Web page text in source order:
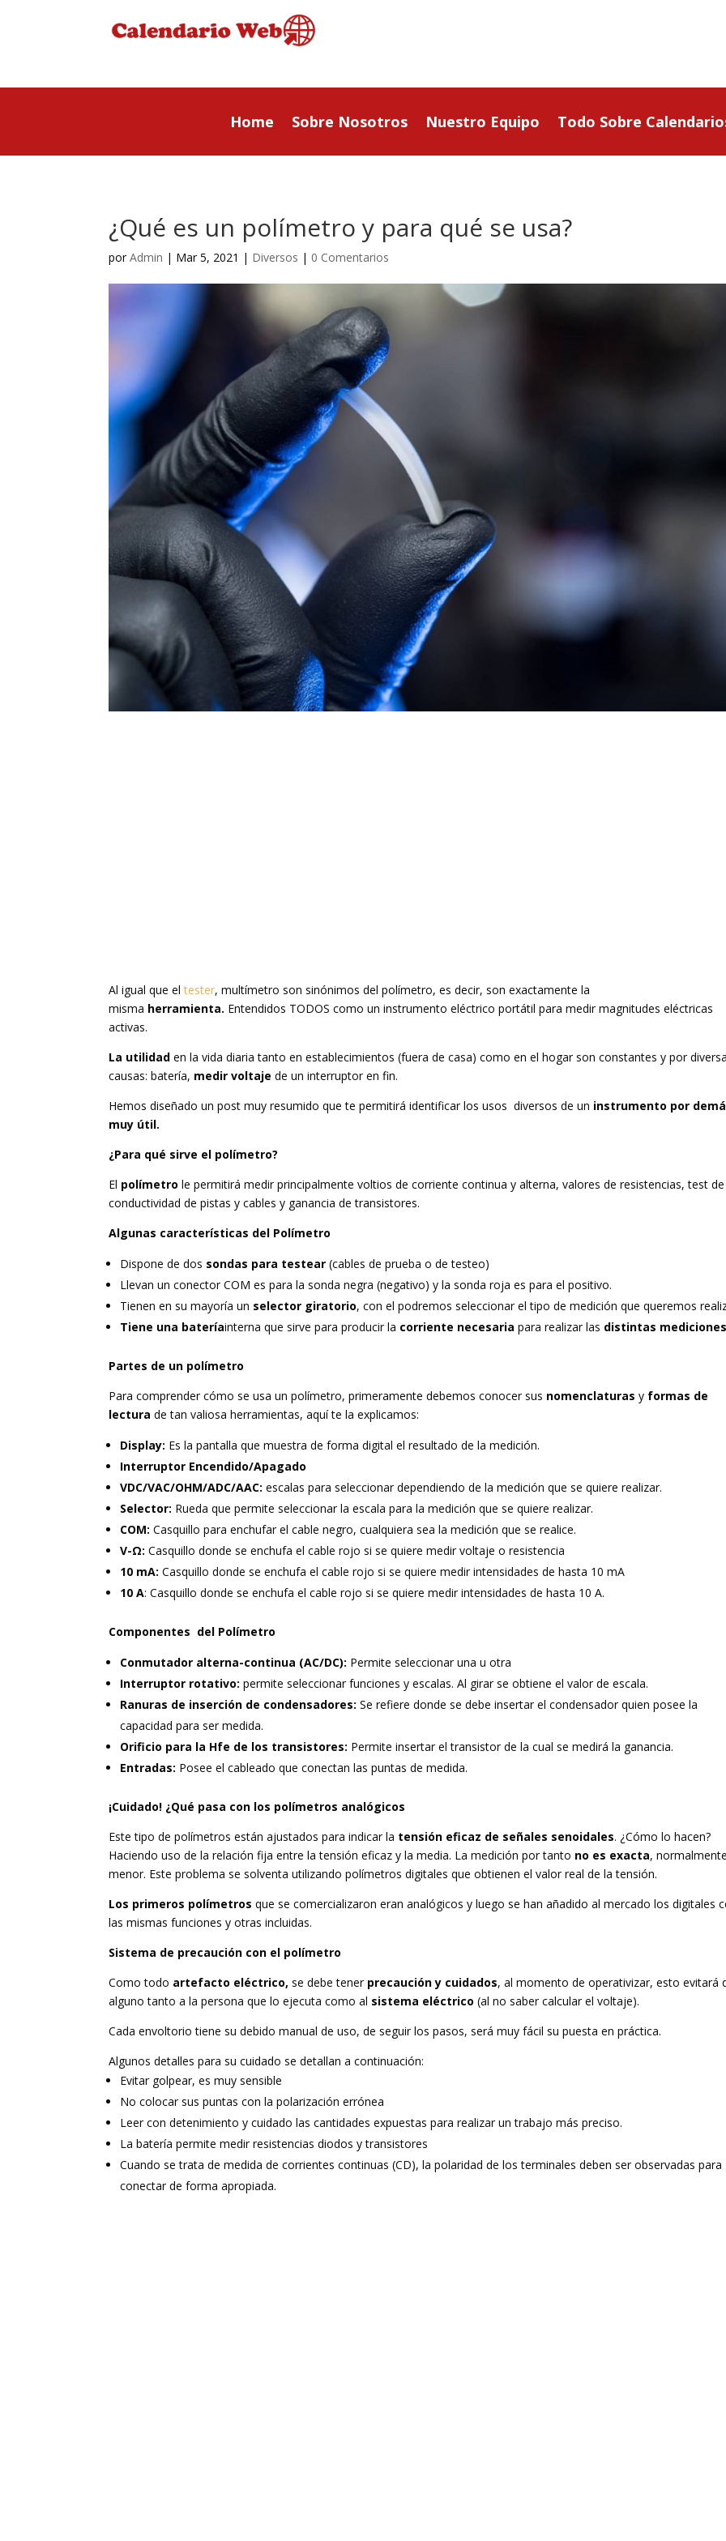
Home Sobre Nosotros Nuestro Equipo Todo Sobre
¿Qué es un polímetro y para qué se usa?
porAdmin | Mar 5, 2021 | Diversos | 0 Comentarios
Al igual que eltester, multímetro son sinónimos del polímetro, es decir, son exactamente la
misma herramienta. Entendidos TODOS como un instrumento eléctrico portátil para medir magnitudes eléctricas
activas.
La utilidad en la vida diaria tanto en establecimientos (fuera de casa) como en el hogar son constantes y por
causas: batería, medir voltaje de un interruptor en fin.
Hemos diseñado un post muy resumido que te permitirá identificar los usos diversos de un instrumento por
muy útil.
¿Para qué sirve el polímetro?
El polímetro le permitirá medir principalmente voltios de corriente continua y alterna, valores de resistencias, test de
conductividad de pistas y cables y ganancia de transistores.
Algunas características del Polímetro
Dispone de dos sondas para testear (cables de prueba o de testeo)
Llevan un conector COM es para la sonda negra (negativo) y la sonda roja es para el positivo.
Tienen en su mayoría un selector giratorio, con el podremos seleccionar el tipo de medición que queremos
Tiene una bateríainterna que sirve para producir la corriente necesaria para realizar las distintas
Partes de un polímetro
Para comprender cómo se usa un polímetro, primeramente debemos conocer sus nomenclaturasy formas de
lectura de tan valiosa herramientas, aquí te la explicamos:
Display: Es la pantalla que muestra de forma digital el resultado de la medición.
Interruptor Encendido/Apagado
VDC/VAC/OHM/ADC/AAC: escalas para seleccionar dependiendo de la medición que se quiere realizar.
Selector: Rueda que permite seleccionar la escala para la medición que se quiere realizar.
COM: Casquillo para enchufar el cable negro, cualquiera sea la medición que se realice.
V-Ω: Casquillo donde se enchufa el cable rojo si se quiere medir voltaje o resistencia
10 mA: Casquillo donde se enchufa el cable rojo si se quiere medir intensidades de hasta 10 mA
10 A: Casquillo donde se enchufa el cable rojo si se quiere medir intensidades de hasta 10 A.
Componentes del Polímetro
Conmutador alterna-continua (AC/DC): Permite seleccionar una u otra
Interruptor rotativo: permite seleccionar funciones y escalas. Al girar se obtiene el valor de escala.
Ranuras de inserción de condensadores: Se refiere donde se debe insertar el condensador quien posee la
capacidad para ser medida.
Orificio para la Hfe de los transistores: Permite insertar el transistor de la cual se medirá la ganancia.
Entradas: Posee el cableado que conectan las puntas de medida.
¡Cuidado! ¿Qué pasa con los polímetros analógicos
Este tipo de polímetros están ajustados para indicar la tensión eficaz de señales senoidales. ¿Cómo lo hacen?
Haciendo uso de la relación fija entre la tensión eficaz y la media. La medición por tanto no es exacta,
menor. Este problema se solventa utilizando polímetros digitales que obtienen el valor real de la tensión.
Los primeros polímetros que se comercializaron eran analógicos y luego se han añadido al mercado los digitales
las mismas funciones y otras incluidas.
Sistema de precaución con el polímetro
Como todo artefacto eléctrico, se debe tener precaución y cuidados, al momento de operativizar, esto evitará
alguno tanto a la persona que lo ejecuta como al sistema eléctrico (al no saber calcular el voltaje).
Cada envoltorio tiene su debido manual de uso, de seguir los pasos, será muy fácil su puesta en práctica.
Algunos detalles para su cuidado se detallan a continuación:
Evitar golpear, es muy sensible
No colocar sus puntas con la polarización errónea
Leer con detenimiento y cuidado las cantidades expuestas para realizar un trabajo más preciso.
La batería permite medir resistencias diodos y transistores
Cuando se trata de medida de corrientes continuas (CD), la polaridad de los terminales deben ser observadas para
conectar de forma apropiada.